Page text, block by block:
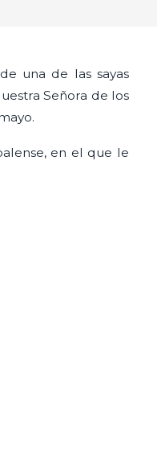
una de las sayas
Señora de los
en el que le